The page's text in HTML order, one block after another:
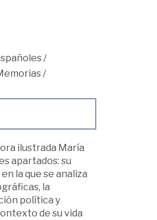
/
/
ilustrada María
apartados: su
la que se analiza
la
política y
de su vida